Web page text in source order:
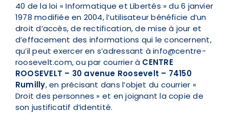
40 de la loi « Informatique et Libertés » du 6 janvier
1978 modifiée en 2004, l’utilisateur bénéficie d’un
droit d’accès, de rectification, de mise à jour et
d’effacement des informations qui le concernent,
qu’il peut exercer en s’adressant à info@centre-
roosevelt.com, ou par courrier à CENTRE
ROOSEVELT – 30 avenue Roosevelt – 74150
Rumilly, en précisant dans l’objet du courrier «
Droit des personnes » et en joignant la copie de
son justificatif d’identité.